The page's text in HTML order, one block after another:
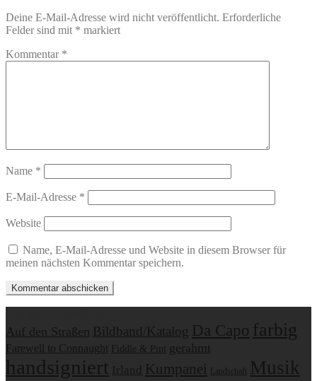
Deine E-Mail-Adresse wird nicht veröffentlicht. Erforderliche
Felder sind mit * markiert
Kommentar *
Name *
E-Mail-Adresse *
Website
Name, E-Mail-Adresse und Website in diesem Browser für
meinen nächsten Kommentar speichern.
Auf den Straßen Bildband/Katalog Da Capo farbig
Farewell to Connaught Fiddle & Pint gerahmt
handsigniert Irland Kumpanei Landschaft Musik